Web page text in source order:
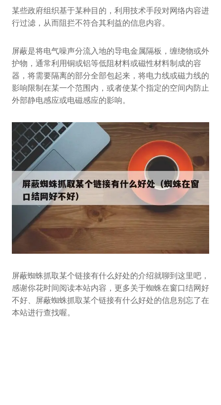
某些政府组织基于某种目的，利用技术手段对网络内容进
行过滤，从而阻拦不符合其利益的信息内容。
屏蔽是将电气噪声分流入地的导电金属隔板，缠绕物或外
护物，通常利用铜或铝等低阻材料或磁性材料制成的容
器，将需要隔离的部分全部包起来，将电力线或磁力线的
影响限制在某一个范围内，或者使某个指定的空间内防止
外部静电感应或电磁感应的影响。
屏蔽蜘蛛抓取某个链接有什么好处的介绍就聊到这里吧，
感谢你花时间阅读本站内容，更多关于蜘蛛在窗口结网好
不好、屏蔽蜘蛛抓取某个链接有什么好处的信息别忘了在
本站进行查找喔。